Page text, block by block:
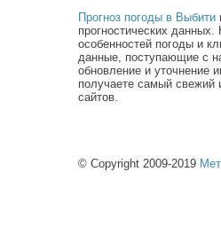
Прогноз погоды в Выбити
прогностических
особенностей погоды и
данные, поступающие с
обновление и уточнение
получаете самый свежий
сайтов.
© Copyright 2009-2019